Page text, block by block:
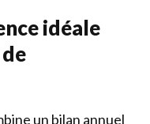
idéale
un bilan annuel